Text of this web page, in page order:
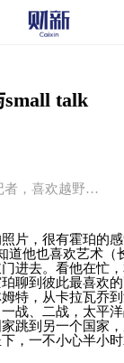
small talk
四川人，前记者，喜欢越野车的大龄单身女青年，不务正业的下岗金融民工
片，很有霍珀的
道他也喜欢艺术（
进去。看他在忙
聊到彼此最喜欢
特，从卡拉瓦乔
战、二战，太平
跳到另一个国家
，一不小心半小